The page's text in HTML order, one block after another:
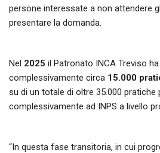
persone interessate a non attendere
presentare la domanda.
Nel 2025 il Patronato INCA Treviso
complessivamente circa 15.000
su di un totale di oltre 35.000 pratiche
complessivamente ad INPS a livello
“In questa fase transitoria, in cui